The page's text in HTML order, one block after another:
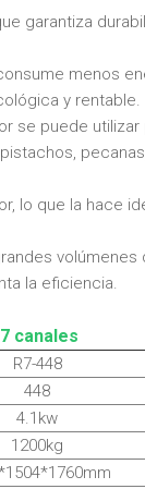
garantiza
menos
y rentable.
se puede utilizar
lo que la hace
volúmenes
la eficiencia.
canales
R7-448
448
4.1kw
1200kg